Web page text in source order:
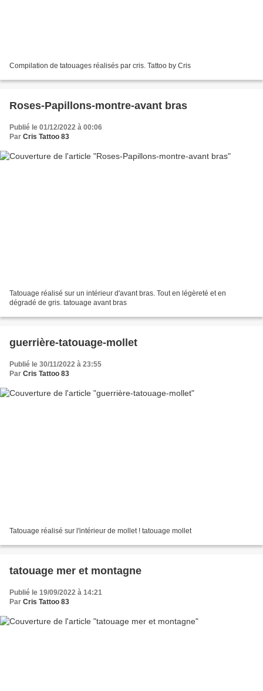
Compilation de tatouages réalisés par cris. Tattoo by Cris
Roses-Papillons-montre-avant bras
Publié le 01/12/2022 à 00:06
Par Cris Tattoo 83
Tatouage réalisé sur un intérieur d'avant bras. Tout en légèreté et en
dégradé de gris. tatouage avant bras
guerrière-tatouage-mollet
Publié le 30/11/2022 à 23:55
Par Cris Tattoo 83
Tatouage réalisé sur l'intérieur de mollet ! tatouage mollet
tatouage mer et montagne
Publié le 19/09/2022 à 14:21
Par Cris Tattoo 83